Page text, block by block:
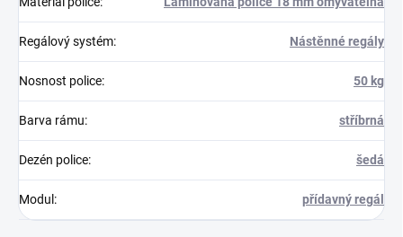
Regálový systém: Nástěnné regály
Nosnost police: 50 kg
Barva rámu: stříbrná
Dezén police: šedá
Modul : přídavný regál